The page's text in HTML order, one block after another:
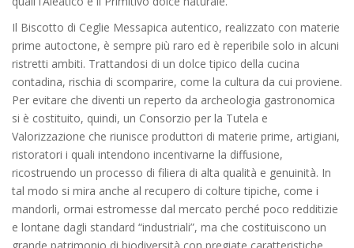
Il Biscotto di Ceglie Messapica autentico, realizzato con materie
prime autoctone, è sempre più raro ed è reperibile solo in alcuni
ristretti ambiti. Trattandosi di un dolce tipico della cucina
contadina, rischia di scomparire, come la cultura da cui proviene.
Per evitare che diventi un reperto da archeologia gastronomica
si è costituito, quindi, un Consorzio per la Tutela e
Valorizzazione che riunisce produttori di materie prime, artigiani,
ristoratori i quali intendono incentivarne la diffusione,
ricostruendo un processo di filiera di alta qualità e genuinità. In
tal modo si mira anche al recupero di colture tipiche, come i
mandorli, ormai estromesse dal mercato perché poco redditizie
e lontane dagli standard “industriali”, ma che costituiscono un